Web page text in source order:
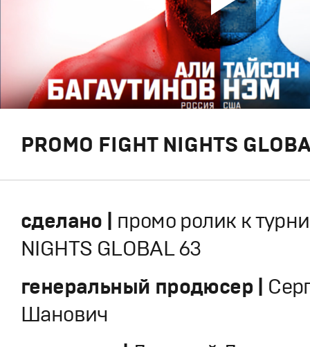
PROMO FIGHT NIGHTS
сделано | промо ролик к
NIGHTS GLOBAL 63
генеральный продюсер |
Шанович